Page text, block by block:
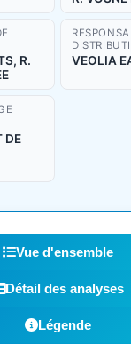
R.
VEOLIA
DE
Vue d'ensemble
Détail des analyses
Légende